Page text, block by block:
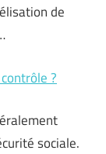
de
?
sociale.